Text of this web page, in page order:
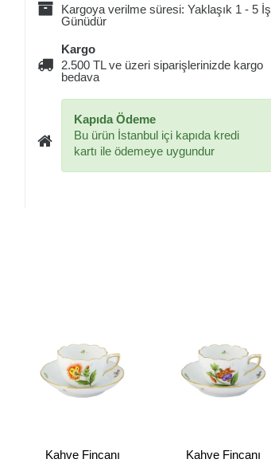
Kargoya verilme süresi: Yaklaşık 1 - 5 İş
Günüdür
Kargo
2.500 TL ve üzeri siparişlerinizde kargo
bedava
Kapıda Ödeme
Bu ürün İstanbul içi kapıda kredi
kartı ile ödemeye uygundur
Kahve Fincanı
Kahve Fincanı